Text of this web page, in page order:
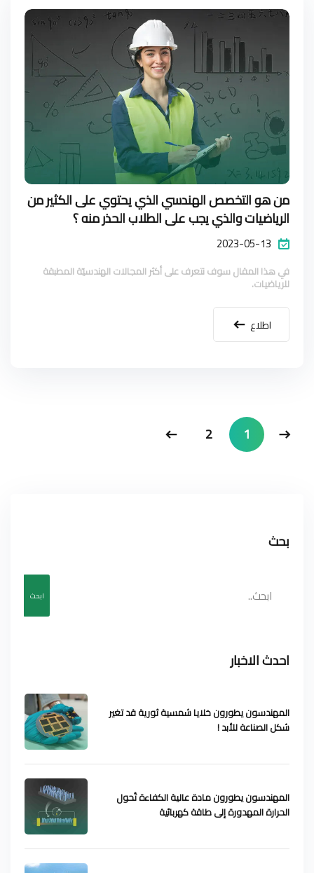
من هو التخصص الهندسي الذي يحتوي على الكثير من
الرياضيات والذي يجب على الطلاب الحذر منه ؟
2023-05-13
في هذا المقال سوف نتعرف على أكثر المجالات الهندسيّة المطبقة
للرياضيات.
اطلاع
1
2
بحث
ابحث
احدث الاخبار
المهندسون يطورون خلايا شمسية ثورية قد تغير
شكل الصناعة للأبد !
المهندسون يطورون مادة عالية الكفاءة تُحول
الحرارة المهدورة إلى طاقة كهربائية